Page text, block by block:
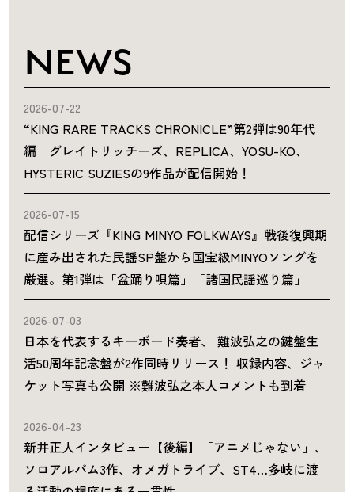
NEWS
2026-07-22
“KING RARE TRACKS CHRONICLE”第2弾は90年代
編 グレイトリッチーズ、REPLICA、YOSU-KO、
HYSTERIC SUZIESの9作品が配信開始！
2026-07-15
配信シリーズ『KING MINYO FOLKWAYS』戦後復興期
に産み出された民謡SP盤から国宝級MINYOソングを
厳選。第1弾は「盆踊り唄篇」「諸国民謡巡り篇」
2026-07-03
日本を代表するキーボード奏者、 難波弘之の鍵盤生
活50周年記念盤が2作同時リリース！ 収録内容、ジャ
ケット写真も公開 ※難波弘之本人コメントも到着
2026-04-23
新井正人インタビュー【後編】「アニメじゃない」、
ソロアルバム3作、オメガトライブ、ST4…多岐に渡